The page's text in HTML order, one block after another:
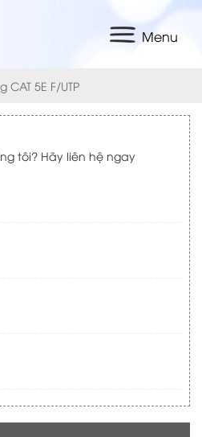
Menu
5E F/UTP
tôi? Hãy liên hệ ngay